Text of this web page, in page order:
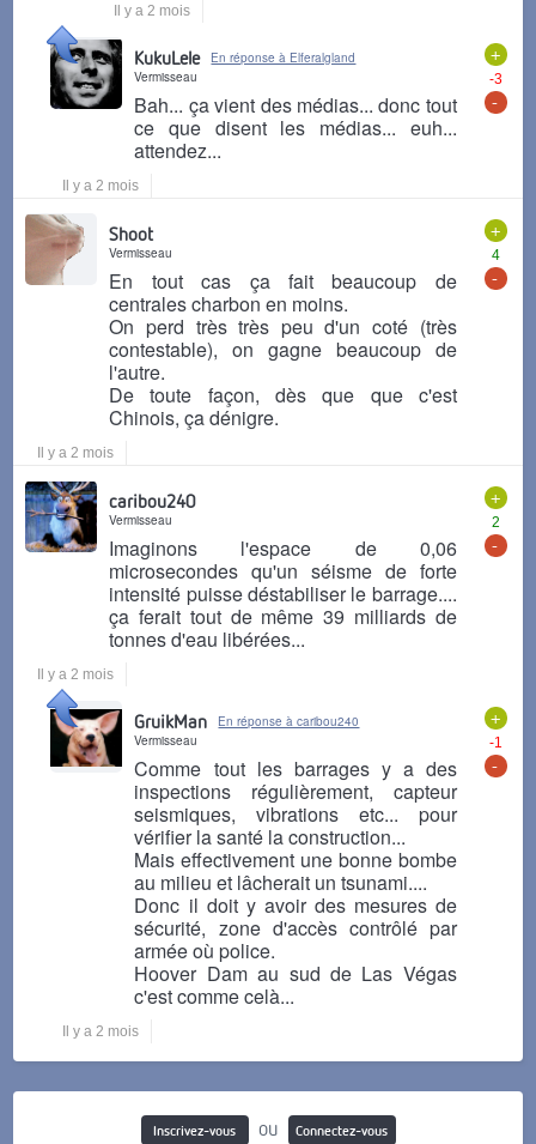
Il y a 2 mois
+
-3
-
KukuLele
En réponse à Elferalgland
Vermisseau
Bah... ça vient des médias... donc tout
ce que disent les médias... euh...
attendez...
Il y a 2 mois
+
4
-
Shoot
Vermisseau
En tout cas ça fait beaucoup de
centrales charbon en moins.
On perd très très peu d'un coté (très
contestable), on gagne beaucoup de
l'autre.
De toute façon, dès que que c'est
Chinois, ça dénigre.
Il y a 2 mois
+
2
-
caribou240
Vermisseau
Imaginons l'espace de 0,06
microsecondes qu'un séisme de forte
intensité puisse déstabiliser le barrage....
ça ferait tout de même 39 milliards de
tonnes d'eau libérées...
Il y a 2 mois
+
-1
-
GruikMan
En réponse à caribou240
Vermisseau
Comme tout les barrages y a des
inspections régulièrement, capteur
seismiques, vibrations etc... pour
vérifier la santé la construction...
Mais effectivement une bonne bombe
au milieu et lâcherait un tsunami....
Donc il doit y avoir des mesures de
sécurité, zone d'accès contrôlé par
armée où police.
Hoover Dam au sud de Las Végas
c'est comme celà...
Il y a 2 mois
Inscrivez-vous ou
Connectez-vous